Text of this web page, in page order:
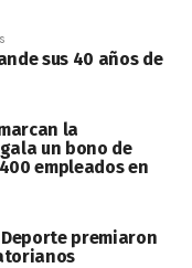
sus 40 años de
la
un bono de
empleados en
premiaron